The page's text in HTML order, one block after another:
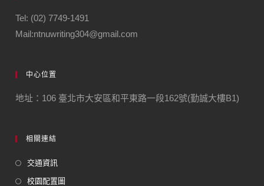
Tel: (02) 7749-1491
Mail:ntnuwriting304@gmail.com
中心位置
地址：106 臺北市大安區和平東路一段162號(勤誠大樓B1)
相關連結
交通資訊
校園配置圖